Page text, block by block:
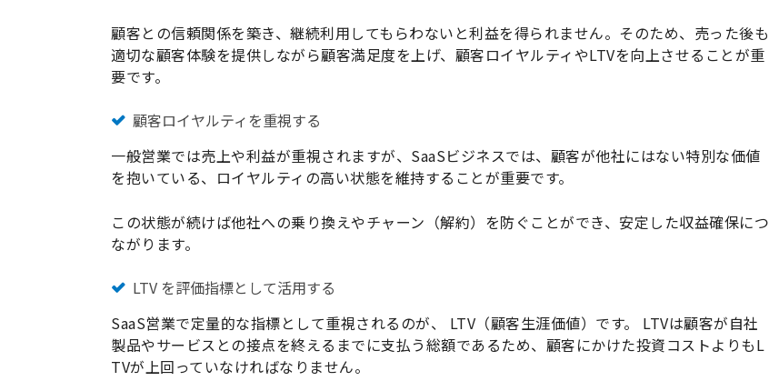
顧客との信頼関係を築き、継続利用してもらわないと利益を得られません。そのため、売った後も
適切な顧客体験を提供しながら顧客満足度を上げ、顧客ロイヤルティやLTVを向上させることが重
要です。
顧客ロイヤルティを重視する
一般営業では売上や利益が重視されますが、SaaSビジネスでは、顧客が他社にはない特別な価値
を抱いている、ロイヤルティの高い状態を維持することが重要です。
この状態が続けば他社への乗り換えやチャーン（解約）を防ぐことができ、安定した収益確保につ
ながります。
LTV を評価指標として活用する
SaaS営業で定量的な指標として重視されるのが、 LTV（顧客生涯価値）です。 LTVは顧客が自社
製品やサービスとの接点を終えるまでに支払う総額であるため、顧客にかけた投資コストよりもL
TVが上回っていなければなりません。